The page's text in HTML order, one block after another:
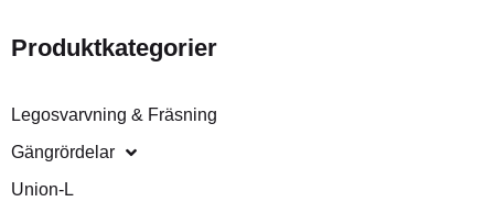
Produktkategorier
Legosvarvning & Fräsning
Gängrördelar
Union-L